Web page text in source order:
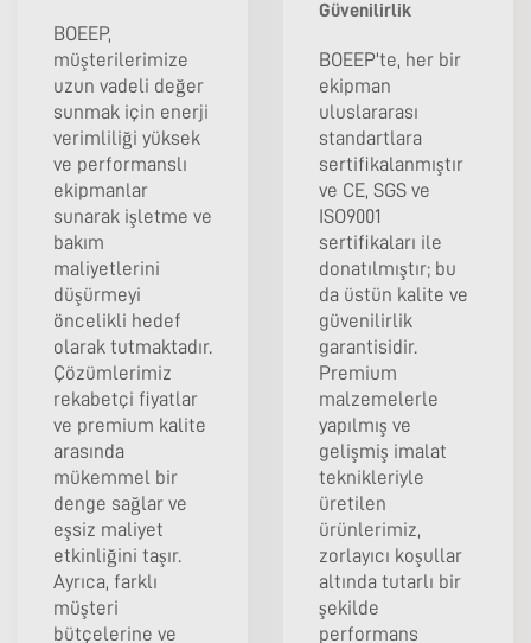
BOEEP,
müşterilerimize
uzun vadeli değer
sunmak için enerji
verimliliği yüksek
ve performanslı
ekipmanlar
sunarak işletme ve
bakım
maliyetlerini
düşürmeyi
öncelikli hedef
olarak tutmaktadır.
Çözümlerimiz
rekabetçi fiyatlar
ve premium kalite
arasında
mükemmel bir
denge sağlar ve
eşsiz maliyet
etkinliğini taşır.
Ayrıca, farklı
müşteri
bütçelerine ve
Güvenilirlik
BOEEP'te, her bir
ekipman
uluslararası
standartlara
sertifikalanmıştır
ve CE, SGS ve
ISO9001
sertifikaları ile
donatılmıştır; bu
da üstün kalite ve
güvenilirlik
garantisidir.
Premium
malzemelerle
yapılmış ve
gelişmiş imalat
teknikleriyle
üretilen
ürünlerimiz,
zorlayıcı koşullar
altında tutarlı bir
şekilde
performans